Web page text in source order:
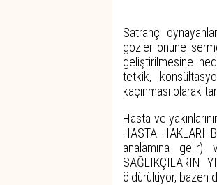
Satranç
gözler önüne
geliştirilmesine
tetkik,
kaçınması olarak
Hasta ve
HASTA HAKLARI
analamına
SAĞLIKÇILARIN
öldürülüyor, bazen